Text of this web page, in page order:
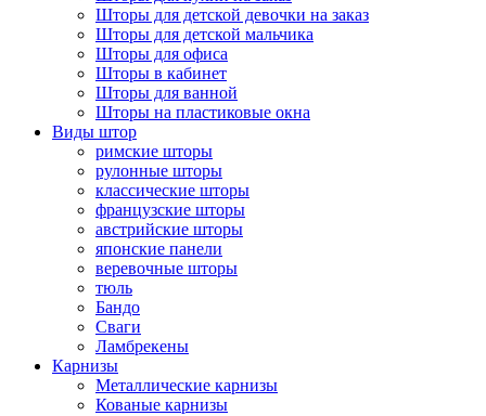
Шторы для детской девочки на заказ
Шторы для детской мальчика
Шторы для офиса
Шторы в кабинет
Шторы для ванной
Шторы на пластиковые окна
Виды штор
римские шторы
рулонные шторы
классические шторы
французские шторы
австрийские шторы
японские панели
веревочные шторы
тюль
Бандо
Сваги
Ламбрекены
Карнизы
Металлические карнизы
Кованые карнизы